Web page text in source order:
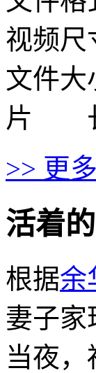
视频
文件
片
>> 更
活着的
根据余
妻子家
当夜